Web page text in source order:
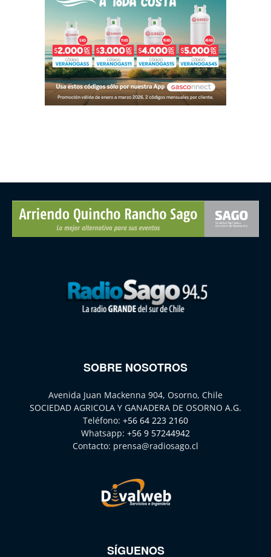
SOBRE NOSOTROS
Avenida Juan Mackenna 904, Osorno, Chile
SOCIEDAD AGRICOLA Y GANADERA DE OSORNO A.G.
Teléfono: +56 64 223 2160
Whatsapp: +56 9 57244942
Contacto: prensa@radiosago.cl
SÍGUENOS